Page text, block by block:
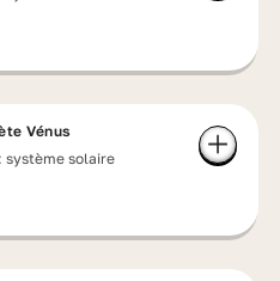
Vénus
système solaire